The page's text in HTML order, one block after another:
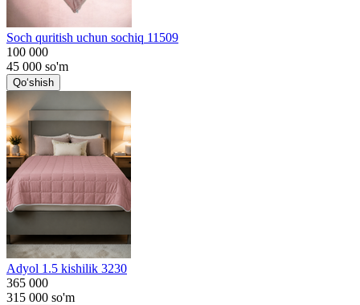
Soch quritish uchun sochiq 11509
100 000
45 000 so'm
Qo‘shish
Adyol 1.5 kishilik 3230
365 000
315 000 so'm